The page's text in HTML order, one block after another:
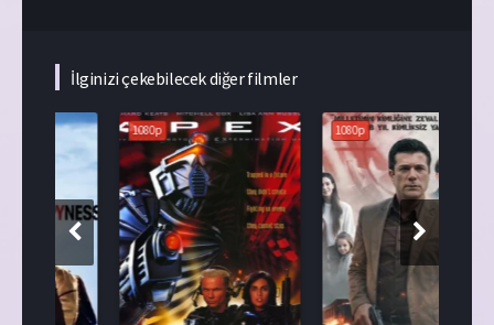
İlginizi çekebilecek diğer filmler
1080p 1080p